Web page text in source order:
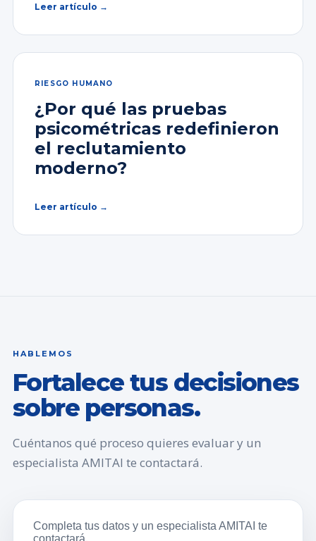
Leer artículo →
RIESGO HUMANO
¿Por qué las pruebas
psicométricas redefinieron
el reclutamiento
moderno?
Leer artículo →
HABLEMOS
Fortalece tus decisiones
sobre personas.
Cuéntanos qué proceso quieres evaluar y un
especialista AMITAI te contactará.